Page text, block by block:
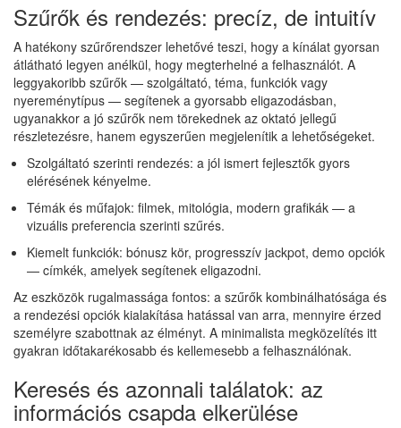
Szűrők és rendezés: precíz, de intuitív
A hatékony szűrőrendszer lehetővé teszi, hogy a kínálat gyorsan
átlátható legyen anélkül, hogy megterhelné a felhasználót. A
leggyakoribb szűrők — szolgáltató, téma, funkciók vagy
nyereménytípus — segítenek a gyorsabb eligazodásban,
ugyanakkor a jó szűrők nem törekednek az oktató jellegű
részletezésre, hanem egyszerűen megjelenítik a lehetőségeket.
Szolgáltató szerinti rendezés: a jól ismert fejlesztők gyors
elérésének kényelme.
Témák és műfajok: filmek, mitológia, modern grafikák — a
vizuális preferencia szerinti szűrés.
Kiemelt funkciók: bónusz kör, progresszív jackpot, demo opciók
— címkék, amelyek segítenek eligazodni.
Az eszközök rugalmassága fontos: a szűrők kombinálhatósága és
a rendezési opciók kialakítása hatással van arra, mennyire érzed
személyre szabottnak az élményt. A minimalista megközelítés itt
gyakran időtakarékosabb és kellemesebb a felhasználónak.
Keresés és azonnali találatok: az
információs csapda elkerülése